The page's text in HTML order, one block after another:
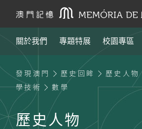
關於我們 專題特展 校園專區
發現澳門 歷史回眸
歷史人物
學技術
數學
歷史人物